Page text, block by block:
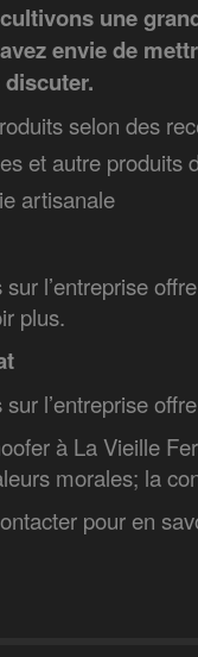
une
envie de
discuter.
selon des
et autre produits
artisanale
l’entreprise
plus.
l’entreprise
à La Vieille
morales; la
pour en